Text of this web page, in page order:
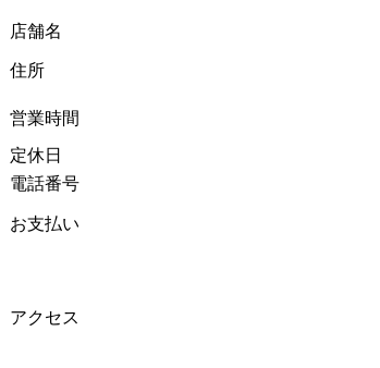
店舗名
住所
営業時間
定休日
電話番号
お支払い
アクセス